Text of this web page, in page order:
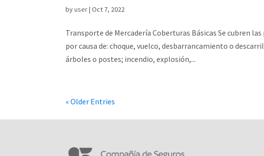
byuser|Oct 7, 2022
Transporte de Mercadería Coberturas Básicas Se cubren
por causa de: choque, vuelco, desbarrancamiento o
árboles o postes; incendio, explosión,...
« Older Entries